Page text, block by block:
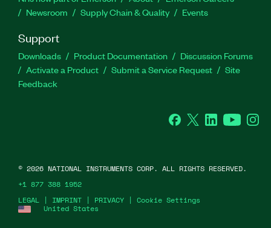
Newsroom
Supply Chain & Quality Events
Support
Downloads Product Documentation
Discussion Forums
Activate a Product
Submit a Service Request
Site
Feedback
Facebook
Twitter LinkedInYouTube
United States
LEGAL | IMPRINT | PRIVACY | Cookie Settings
© 2026 NATIONAL INSTRUMENTS CORP. ALL RIGHTS RESERVED.
+1 877 388 1952